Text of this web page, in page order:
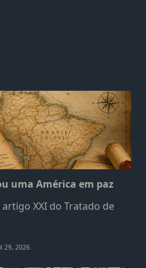
uma América em paz
XXI do Tratado de
29, 2026